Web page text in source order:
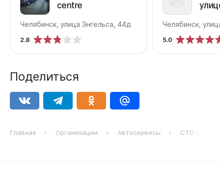
centre
Челябинск, улица Энгельса, 44д
2.8
Челябинск,
5.0
Поделиться
Главная Организации Автосервисы СТО Мастер